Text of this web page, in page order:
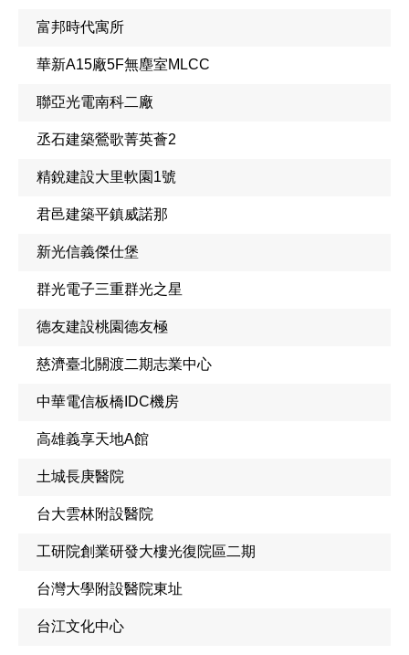
富邦時代寓所
華新A15廠5F無塵室MLCC
聯亞光電南科二廠
丞石建築鶯歌菁英薈2
精銳建設大里軟園1號
君邑建築平鎮威諾那
新光信義傑仕堡
群光電子三重群光之星
德友建設桃園德友極
慈濟臺北關渡二期志業中心
中華電信板橋IDC機房
高雄義享天地A館
土城長庚醫院
台大雲林附設醫院
工研院創業研發大樓光復院區二期
台灣大學附設醫院東址
台江文化中心